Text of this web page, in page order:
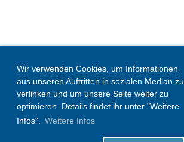
Wir verwenden Cookies, um Informationen
aus unseren Auftritten in sozialen Median zu
verlinken und um unsere Seite weiter zu
optimieren. Details findet ihr unter "Weitere
Infos". Weitere Infos